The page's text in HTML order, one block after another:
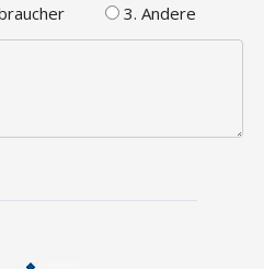
3. Andere